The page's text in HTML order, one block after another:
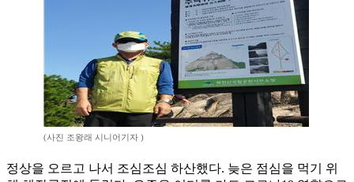
(사진 조왕래 시니어기자 )
정상을 오르고 나서 조심조심 하산했다. 늦은 점심을 먹기 위